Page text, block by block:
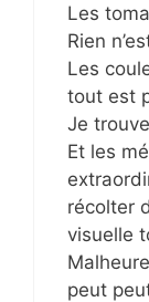
Les
Rien
Les
tout est
Je
Et les
récolter
visuelle
peut